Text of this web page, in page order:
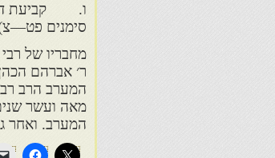
ו. קביעת
סימנים
מחבריו של
המערב הרב
מאה ועשר
המערב. ואחר